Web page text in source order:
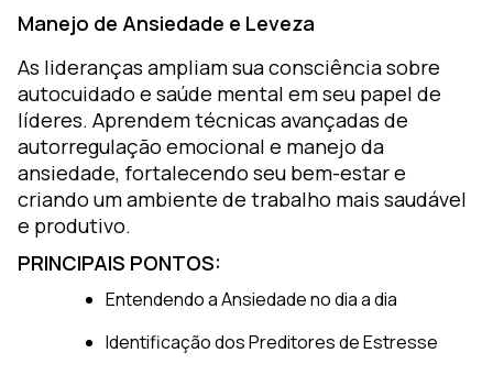
Manejo de Ansiedade e Leveza
As lideranças ampliam sua consciência sobre
autocuidado e saúde mental em seu papel de
líderes. Aprendem técnicas avançadas de
autorregulação emocional e manejo da
ansiedade, fortalecendo seu bem-estar e
criando um ambiente de trabalho mais saudável
e produtivo.
PRINCIPAIS PONTOS:
Entendendo a Ansiedade no dia a dia
Identificação dos Preditores de Estresse